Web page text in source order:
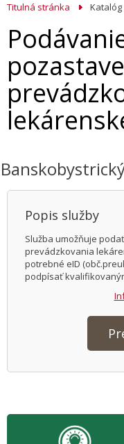
Titulná stránka Katalóg
Popis služby
Služba umožňuje
prevádzkovania
potrebné eID
podpísať